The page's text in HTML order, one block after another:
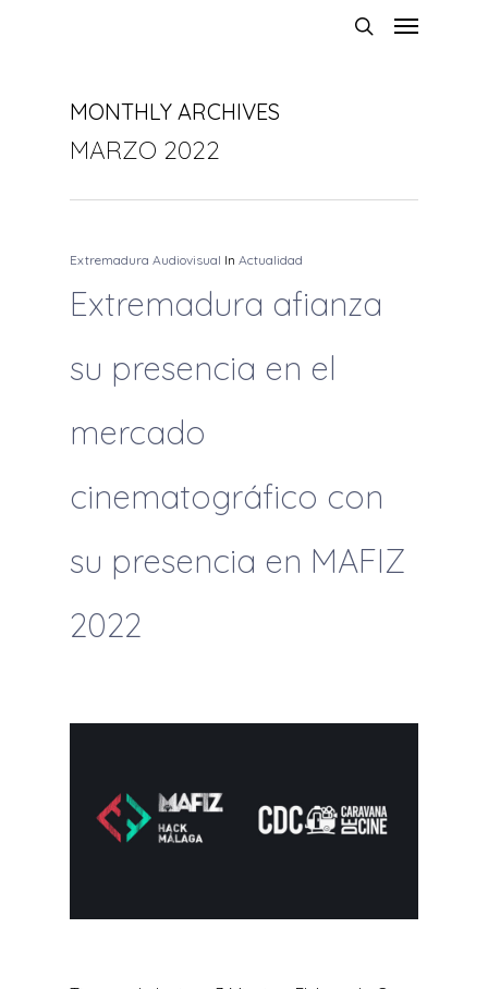
MONTHLY ARCHIVES
MARZO 2022
Extremadura Audiovisual In Actualidad
Extremadura afianza
su presencia en el
mercado
cinematográfico con
su presencia en MAFIZ
2022